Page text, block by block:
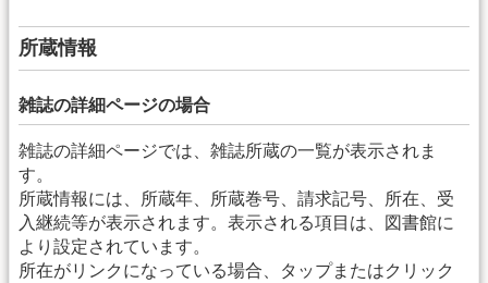
所蔵情報
雑誌の詳細ページの場合
雑誌の詳細ページでは、雑誌所蔵の一覧が表示されま
す。
所蔵情報には、所蔵年、所蔵巻号、請求記号、所在、受
入継続等が表示されます。表示される項目は、図書館に
より設定されています。
所在がリンクになっている場合、タップまたはクリック